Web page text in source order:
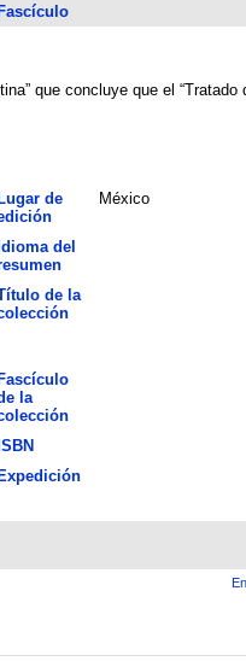
Fascículo
que concluye que el
Lugar de
México
Idioma del
de la
Fascículo
la
ISBN
Expedición